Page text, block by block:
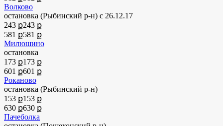
Волково
остановка (Рыбинский р-н) с 26.12.17
243 ք243 ք
581 ք581 ք
Милюшино
остановка
173 ք173 ք
601 ք601 ք
Роканово
остановка (Рыбинский р-н)
153 ք153 ք
630 ք630 ք
Пачеболка